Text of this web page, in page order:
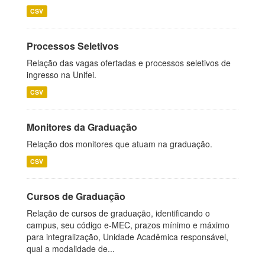
CSV
Processos Seletivos
Relação das vagas ofertadas e processos seletivos de
ingresso na Unifei.
CSV
Monitores da Graduação
Relação dos monitores que atuam na graduação.
CSV
Cursos de Graduação
Relação de cursos de graduação, identificando o
campus, seu código e-MEC, prazos mínimo e máximo
para integralização, Unidade Acadêmica responsável,
qual a modalidade de...